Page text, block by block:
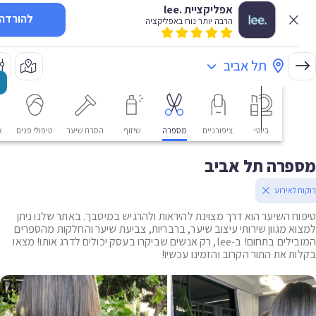
אפליקציית .lee
הרבה יותר נוח באפליקציה להורדה
תל אביב
ציפורניים מספרה שיזוף הסרת שיער טיפולי פנים
תל אביב
השיער הוא דרך מצוינת להיראות ולהרגיש במיטבך. באתר שלנו ניתן
מגוון שירותי עיצוב שיער, ברבריות, צביעת שיער והחלקות מהספרים
המובילים בתחום! ב-lee, רק אנשים שביקרו בעסק יכולים לדרג אותו! מצאו
את התור הקרוב והזמינו עכשיו!